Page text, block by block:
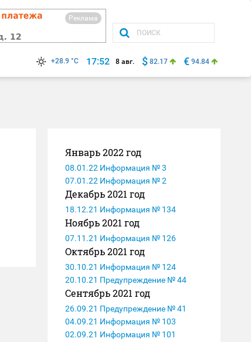
Реклама
+28.9 °C 17:52 8 авг. $ 82.17 € 94.84
Январь 2022 год
08.01.22 Информация № 3
07.01.22 Информация № 2
Декабрь 2021 год
18.12.21 Информация № 134
Ноябрь 2021 год
07.11.21 Информация № 126
Октябрь 2021 год
30.10.21 Информация № 124
20.10.21 Предупреждение № 44
Сентябрь 2021 год
26.09.21 Предупреждение № 41
04.09.21 Информация № 103
02.09.21 Информация № 101